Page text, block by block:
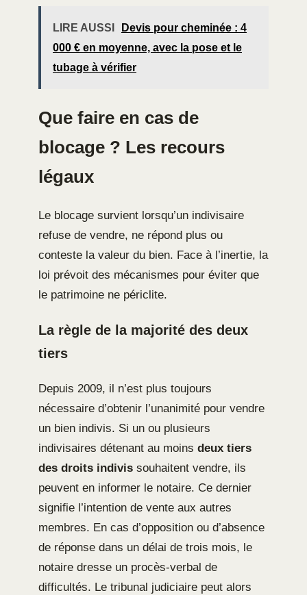
LIRE AUSSI
Devis pour cheminée : 4
000 € en moyenne, avec la pose et le
tubage à vérifier
Que faire en cas de
blocage ? Les recours
légaux
Le blocage survient lorsqu’un indivisaire
refuse de vendre, ne répond plus ou
conteste la valeur du bien. Face à l’inertie, la
loi prévoit des mécanismes pour éviter que
le patrimoine ne périclite.
La règle de la majorité des deux
tiers
Depuis 2009, il n’est plus toujours
nécessaire d’obtenir l’unanimité pour vendre
un bien indivis. Si un ou plusieurs
indivisaires détenant au moins deux tiers
des droits indivis souhaitent vendre, ils
peuvent en informer le notaire. Ce dernier
signifie l’intention de vente aux autres
membres. En cas d’opposition ou d’absence
de réponse dans un délai de trois mois, le
notaire dresse un procès-verbal de
difficultés. Le tribunal judiciaire peut alors